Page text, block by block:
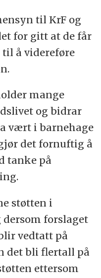
til KrF og
for gitt at de får
å videreføre
mange
og bidrar
vært i barnehage
det fornuftig å
tanke på
støtten i
dersom forslaget
vedtatt på
det bli flertall på
ettersom